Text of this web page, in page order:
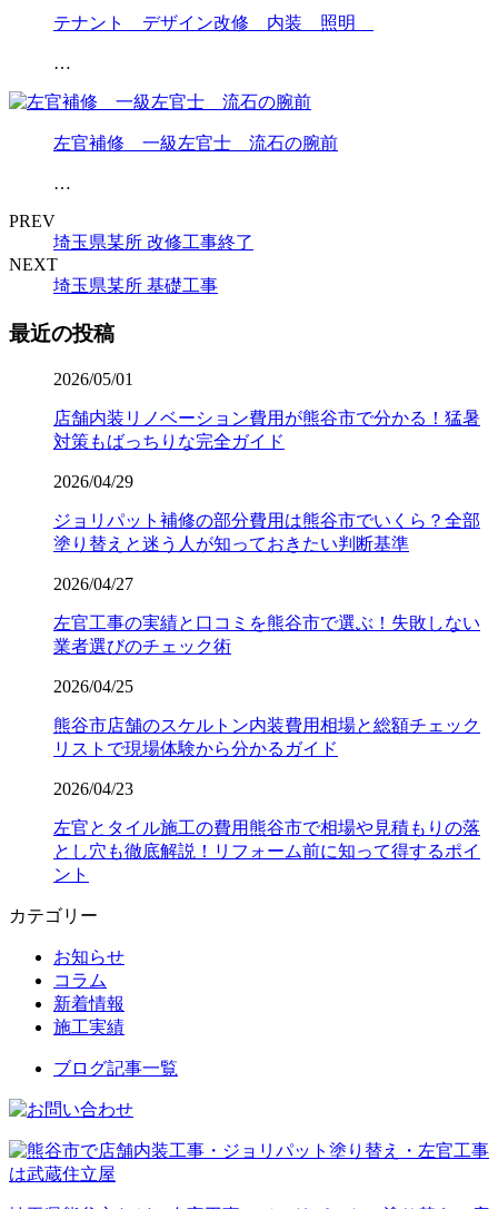
テナント デザイン改修 内装 照明
…
左官補修 一級左官士 流石の腕前
…
PREV
埼玉県某所 改修工事終了
NEXT
埼玉県某所 基礎工事
最近の投稿
2026/05/01
店舗内装リノベーション費用が熊谷市で分かる！猛暑
対策もばっちりな完全ガイド
2026/04/29
ジョリパット補修の部分費用は熊谷市でいくら？全部
塗り替えと迷う人が知っておきたい判断基準
2026/04/27
左官工事の実績と口コミを熊谷市で選ぶ！失敗しない
業者選びのチェック術
2026/04/25
熊谷市店舗のスケルトン内装費用相場と総額チェック
リストで現場体験から分かるガイド
2026/04/23
左官とタイル施工の費用熊谷市で相場や見積もりの落
とし穴も徹底解説！リフォーム前に知って得するポイ
ント
カテゴリー
お知らせ
コラム
新着情報
施工実績
ブログ記事一覧